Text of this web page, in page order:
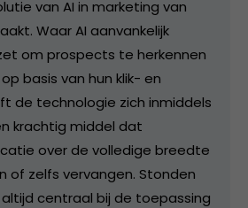
van AI in marketing van
Waar AI aanvankelijk
om prospects te herkennen
basis van hun klik- en
de technologie zich inmiddels
krachtig middel dat
over de volledige breedte
of zelfs vervangen. Stonden
centraal bij de toepassing